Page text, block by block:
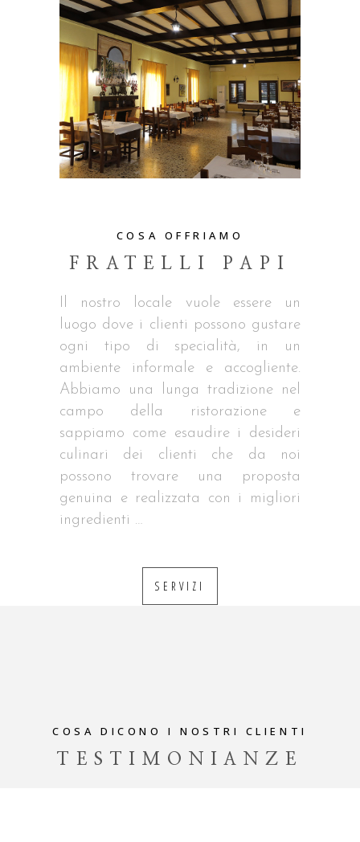
COSA OFFRIAMO
FRATELLI PAPI
Il nostro locale vuole essere un
luogo dove i clienti possono gustare
ogni tipo di specialità, in un
ambiente informale e accogliente.
Abbiamo una lunga tradizione nel
campo della ristorazione e
sappiamo come esaudire i desideri
culinari dei clienti che da noi
possono trovare una proposta
genuina e realizzata con i migliori
ingredienti …
SERVIZI
COSA DICONO I NOSTRI CLIENTI
TESTIMONIANZE